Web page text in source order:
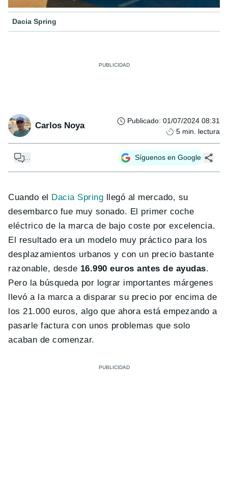
Dacia Spring
Carlos Noya Publicado: 01/07/2024 08:31
5 min. lectura
... Síguenos en Google
Cuando el Dacia Spring llegó al mercado, su
desembarco fue muy sonado. El primer coche
eléctrico de la marca de bajo coste por excelencia.
El resultado era un modelo muy práctico para los
desplazamientos urbanos y con un precio bastante
razonable, desde 16.990 euros antes de ayudas.
Pero la búsqueda por lograr importantes márgenes
llevó a la marca a disparar su precio por encima de
los 21.000 euros, algo que ahora está empezando a
pasarle factura con unos problemas que solo
acaban de comenzar.